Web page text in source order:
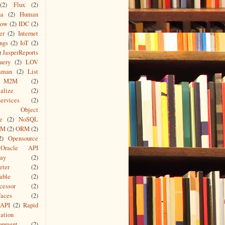
(2) Flux
(2)
(2) Human
(2) IDC (2)
(2) Internet
(2) IoT (2)
JasperReports
(2) LOV
(2) List
M2M
(2)
(2)
(2)
Object
(2) NoSQL
(2)ORM(2)
Opensource
Oracle API
(2)
(2)
(2)
(2)
(2)
(2) Rapid